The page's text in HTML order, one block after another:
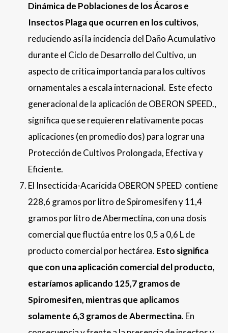
Dinámica de Poblaciones de los Ácaros e
Insectos Plaga que ocurren en los cultivos,
reduciendo así la incidencia del Daño Acumulativo
durante el Ciclo de Desarrollo del Cultivo, un
aspecto de critica importancia para los cultivos
ornamentales a escala internacional. Este efecto
generacional de la aplicación de OBERON SPEED.,
significa que se requieren relativamente pocas
aplicaciones (en promedio dos) para lograr una
Protección de Cultivos Prolongada, Efectiva y
Eficiente.
El Insecticida-Acaricida OBERON SPEED contiene
228,6 gramos por litro de Spiromesifen y 11,4
gramos por litro de Abermectina, con una dosis
comercial que fluctúa entre los 0,5 a 0,6 L de
producto comercial por hectárea. Esto significa
que con una aplicación comercial del producto,
estaríamos aplicando 125,7 gramos de
Spiromesifen, mientras que aplicamos
solamente 6,3 gramos de Abermectina. En